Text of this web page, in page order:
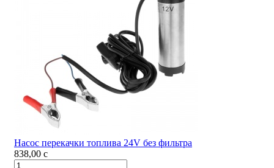
Насос перекачки топлива 24V без фильтра
838,00 c